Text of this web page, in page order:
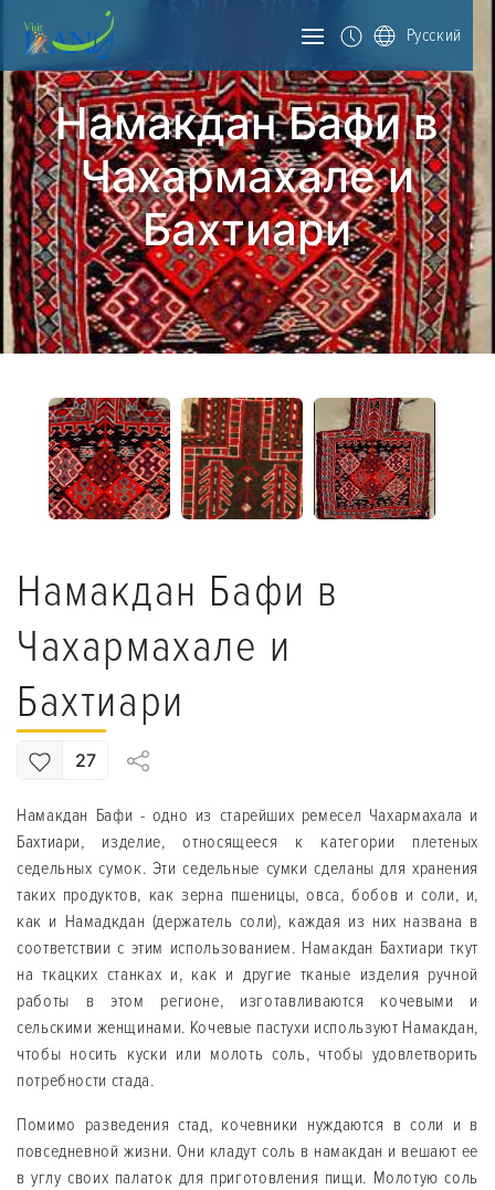
Русский
Намакдан Бафи в
Чахармахале и
Бахтиари
Намакдан Бафи в
Чахармахале и
Бахтиари
27
Намакдан Бафи - одно из старейших ремесел Чахармахала и
Бахтиари, изделие, относящееся к категории плетеных
седельных сумок. Эти седельные сумки сделаны для хранения
таких продуктов, как зерна пшеницы, овса, бобов и соли, и,
как и Намадкдан (держатель соли), каждая из них названа в
соответствии с этим использованием. Намакдан Бахтиари ткут
на ткацких станках и, как и другие тканые изделия ручной
работы в этом регионе, изготавливаются кочевыми и
сельскими женщинами. Кочевые пастухи используют Намакдан,
чтобы носить куски или молоть соль, чтобы удовлетворить
потребности стада.
Помимо разведения стад, кочевники нуждаются в соли и в
повседневной жизни. Они кладут соль в намакдан и вешают ее
в углу своих палаток для приготовления пищи. Молотую соль